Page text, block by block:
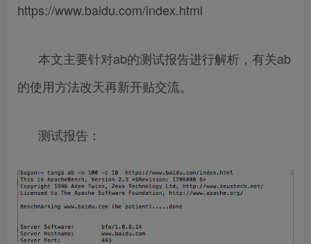
https://www.baidu.com/index.html
本文主要针对ab的测试报告进行解析，有关ab
的使用方法改天再新开贴交流。
测试报告：